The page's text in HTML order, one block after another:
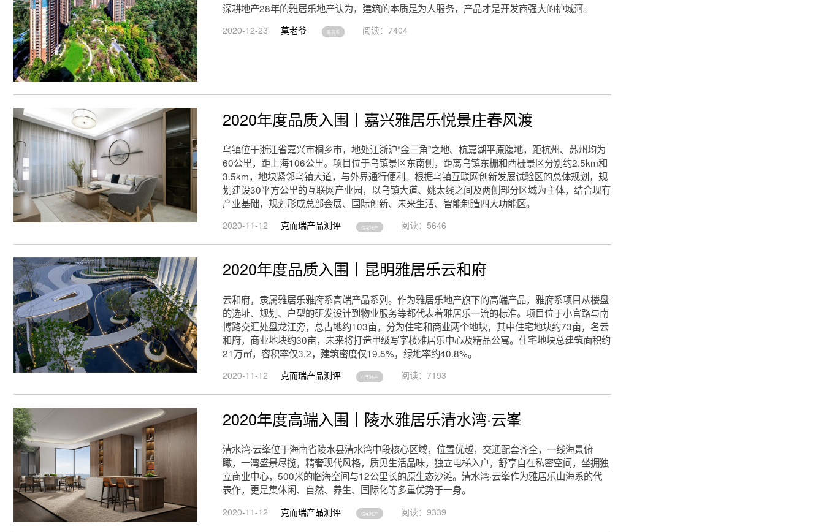
深耕地产28年的雅居乐地产认为，建筑的本质是为人服务，产品才是开发商强大的护城河。
2020-12-23 莫老爷 雅居乐 阅读：7404
2020年度品质入围丨嘉兴雅居乐悦景庄春风渡
乌镇位于浙江省嘉兴市桐乡市，地处江浙沪“金三角”之地、杭嘉湖平原腹地，距杭州、苏州均为
60公里，距上海106公里。项目位于乌镇景区东南侧，距离乌镇东栅和西栅景区分别约2.5km和
3.5km，地块紧邻乌镇大道，与外界通行便利。根据乌镇互联网创新发展试验区的总体规划，规
划建设30平方公里的互联网产业园，以乌镇大道、姚太线之间及两侧部分区域为主体，结合现有
产业基础，规划形成总部会展、国际创新、未来生活、智能制造四大功能区。
2020-11-12 克而瑞产品测评 住宅地产 阅读：5646
2020年度品质入围丨昆明雅居乐云和府
云和府，隶属雅居乐雅府系高端产品系列。作为雅居乐地产旗下的高端产品，雅府系项目从楼盘
的选址、规划、户型的研发设计到物业服务等都代表着雅居乐一流的标准。项目位于小官路与南
博路交汇处盘龙江旁，总占地约103亩，分为住宅和商业两个地块，其中住宅地块约73亩，名云
和府，商业地块约30亩，未来将打造甲级写字楼雅居乐中心及精品公寓。住宅地块总建筑面积约
21万㎡，容积率仅3.2，建筑密度仅19.5%，绿地率约40.8%。
2020-11-12 克而瑞产品测评 住宅地产 阅读：7193
2020年度高端入围丨陵水雅居乐清水湾·云峯
清水湾·云峯位于海南省陵水县清水湾中段核心区域，位置优越，交通配套齐全，一线海景俯
瞰，一湾盛景尽揽，精奢现代风格，质见生活品味，独立电梯入户，舒享自在私密空间，坐拥独
立商业中心，500米的临海空间与12公里长的原生态沙滩。清水湾·云峯作为雅居乐山海系的代
表作，更是集休闲、自然、养生、国际化等多重优势于一身。
2020-11-12 克而瑞产品测评 住宅地产 阅读：9339